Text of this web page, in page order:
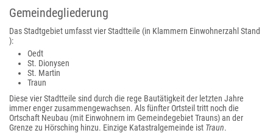
Gemeindegliederung
Das Stadtgebiet umfasst vier Stadtteile (in Klammern Einwohnerzahl Stand
):
Oedt
St. Dionysen
St. Martin
Traun
Diese vier Stadtteile sind durch die rege Bautätigkeit der letzten Jahre
immer enger zusammengewachsen. Als fünfter Ortsteil tritt noch die
Ortschaft Neubau (mit Einwohnern im Gemeindegebiet Trauns) an der
Grenze zu Hörsching hinzu. Einzige Katastralgemeinde ist Traun.